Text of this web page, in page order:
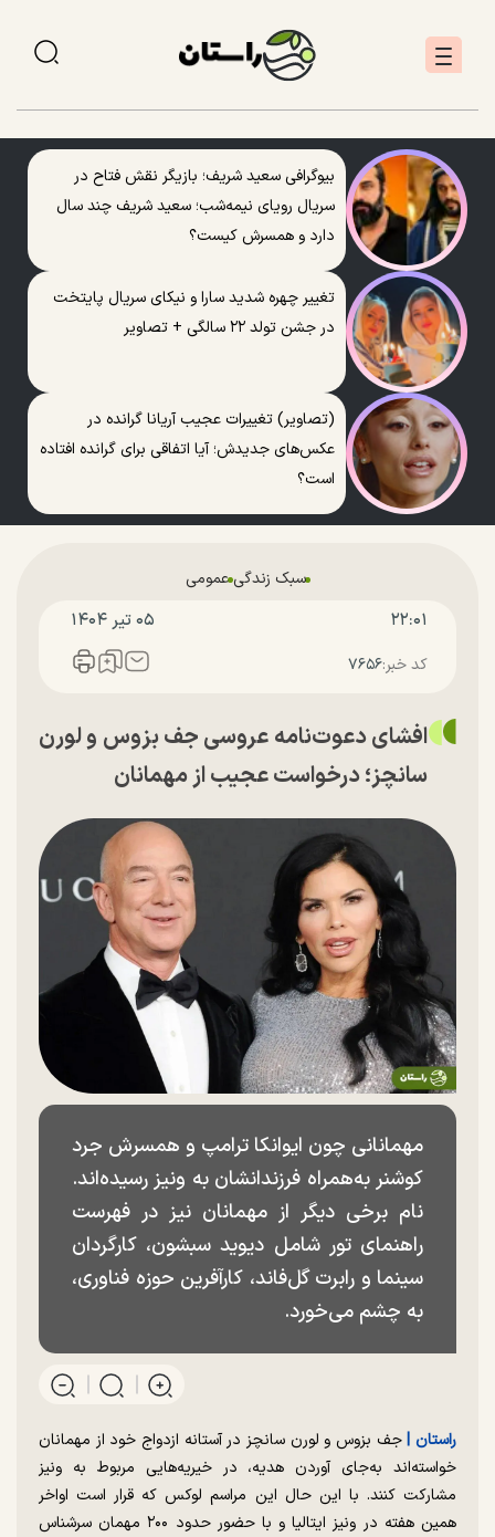
بیوگرافی سعید شریف؛ بازیگر نقش فتاح در
سریال رویای نیمه‌شب؛ سعید شریف چند سال
دارد و همسرش کیست؟
تغییر چهره شدید سارا و نیکای سریال پایتخت
در جشن تولد ۲۲ سالگی + تصاویر
(تصاویر) تغییرات عجیب آریانا گرانده در
عکس‌های جدیدش؛ آیا اتفاقی برای گرانده افتاده
است؟
سبک زندگیعمومی
۲۲:۰۱ ۰۵ تير ۱۴۰۴
کد خبر:۷۶۵۶
افشای دعوت‌نامه عروسی جف بزوس و لورن
سانچز؛ درخواست عجیب از مهمانان
مهمانانی چون ایوانکا ترامپ و همسرش جرد
کوشنر به‌همراه فرزندانشان به ونیز رسیده‌اند.
نام برخی دیگر از مهمانان نیز در فهرست
راهنمای تور شامل دیوید سبشون، کارگردان
سینما و رابرت گل‌فاند، کارآفرین حوزه فناوری،
به چشم می‌خورد.
راستان |جف بزوس و لورن سانچز در آستانه ازدواج خود از مهمانان
خواسته‌اند به‌جای آوردن هدیه، در خیریه‌هایی مربوط به ونیز
مشارکت کنند. با این حال این مراسم لوکس که قرار است اواخر
همین هفته در ونیز ایتالیا و با حضور حدود ۲۰۰ مهمان سرشناس